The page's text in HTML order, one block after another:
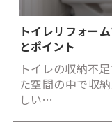
トイレリフォー
とポイント
トイレの収納不
た空間の中で収
しい…